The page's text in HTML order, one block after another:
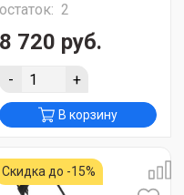
остаток: 2
8 720 руб.
- +
В корзину
Скидка до -15%